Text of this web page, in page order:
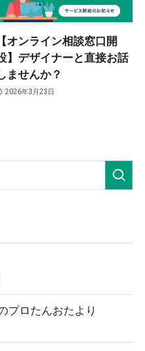
【オンライン相談窓口開
】デザイナーと直接お話
ませんか？
2026年3月23日
プロたんおたより